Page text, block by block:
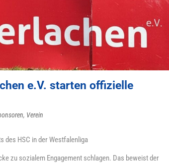
e.V. starten offizielle
, Verein
HSC in der Westfalenliga
zu sozialem Engagement schlagen. Das beweist der